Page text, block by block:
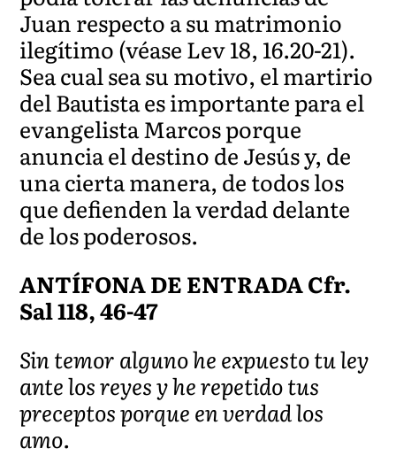
Juan respecto a su matrimonio
ilegítimo (véase Lev 18, 16.20-21).
Sea cual sea su motivo, el martirio
del Bautista es importante para el
evangelista Marcos porque
anuncia el destino de Jesús y, de
una cierta manera, de todos los
que defienden la verdad delante
de los poderosos.
ANTÍFONA DE ENTRADA Cfr.
Sal 118, 46-47
Sin temor alguno he expuesto tu ley
ante los reyes y he repetido tus
preceptos porque en verdad los
amo.